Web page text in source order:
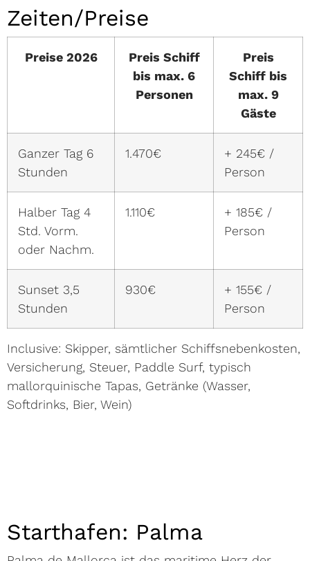
Zeiten/Preise
Preise 2026
Preis Schiff
bis max. 6
Personen
Preis
Schiff bis
max. 9
Gäste
Ganzer Tag 6
Stunden
1.470€
+ 245€ /
Person
Halber Tag 4
Std. Vorm.
oder Nachm.
1.110€
+ 185€ /
Person
Sunset 3,5
Stunden
930€
+ 155€ /
Person
Inclusive: Skipper, sämtlicher Schiffsnebenkosten,
Versicherung, Steuer, Paddle Surf, typisch
mallorquinische Tapas, Getränke (Wasser,
Softdrinks, Bier, Wein)
Starthafen: Palma